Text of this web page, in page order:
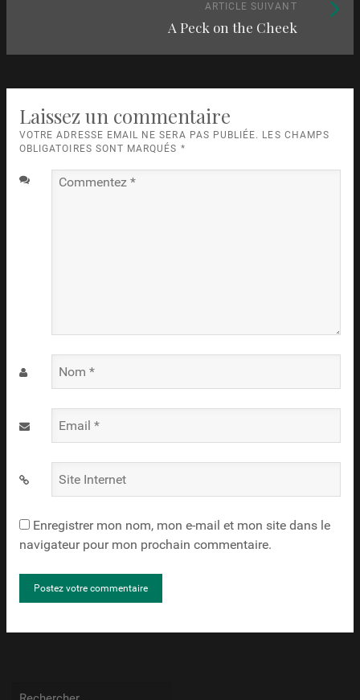
ARTICLE SUIVANT
A Peck on the Cheek
Article
Laissez un commentaire
VOTRE ADRESSE EMAIL NE SERA PAS PUBLIÉE. LES CHAMPS
OBLIGATOIRES SONT MARQUÉS *
Commentez
Nom
Email
Site
Internet
Enregistrer mon nom, mon e-mail et mon site dans le
navigateur pour mon prochain commentaire.